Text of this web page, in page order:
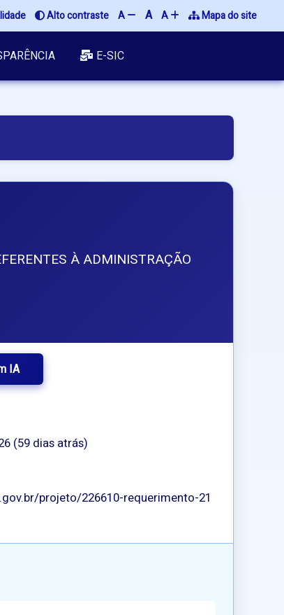
Alto contraste A A A Mapa do site
E-SIC
À ADMINISTRAÇÃO
IA
(59 dias atrás)
projeto/226610-requerimento-21